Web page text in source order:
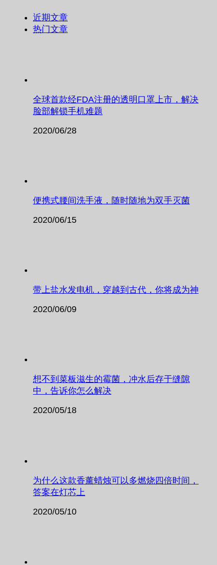
近期文章
热门文章
全球首款经FDA注册的透明口罩上市，解决
脸部解锁手机难题
2020/06/28
便携式腰间洗手液，随时随地为双手灭菌
2020/06/15
带上盐水发电机，穿越到古代，你将成为神
2020/06/09
想不到菜板滋生的霉菌，冲水后存于缝隙
中，告诉你怎么解决
2020/05/18
为什么这款香薰蜡烛可以多燃烧四倍时间，
答案在灯芯上
2020/05/10